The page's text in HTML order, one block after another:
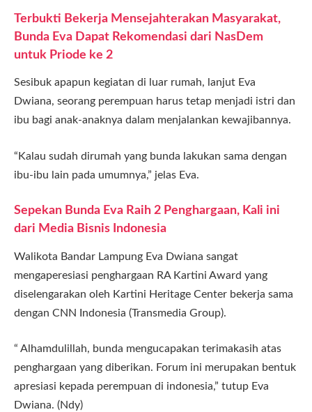
Terbukti Bekerja Mensejahterakan Masyarakat,
Bunda Eva Dapat Rekomendasi dari NasDem
untuk Priode ke 2
Sesibuk apapun kegiatan di luar rumah, lanjut Eva
Dwiana, seorang perempuan harus tetap menjadi istri dan
ibu bagi anak-anaknya dalam menjalankan kewajibannya.
“Kalau sudah dirumah yang bunda lakukan sama dengan
ibu-ibu lain pada umumnya,” jelas Eva.
Sepekan Bunda Eva Raih 2 Penghargaan, Kali ini
dari Media Bisnis Indonesia
Walikota Bandar Lampung Eva Dwiana sangat
mengaperesiasi penghargaan RA Kartini Award yang
diselengarakan oleh Kartini Heritage Center bekerja sama
dengan CNN Indonesia (Transmedia Group).
“ Alhamdulillah, bunda mengucapakan terimakasih atas
penghargaan yang diberikan. Forum ini merupakan bentuk
apresiasi kepada perempuan di indonesia,” tutup Eva
Dwiana. (Ndy)